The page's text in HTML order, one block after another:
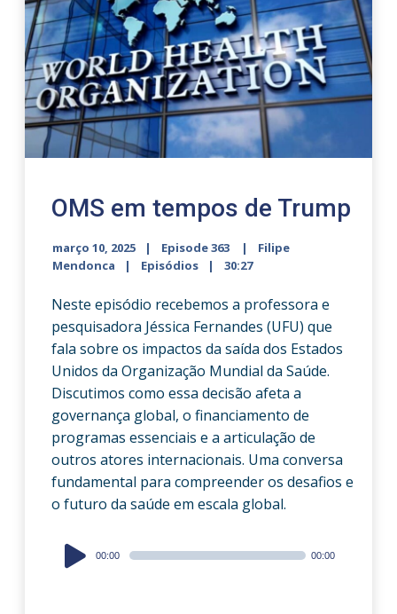
OMS em tempos de Trump
março 10, 2025 Episode 363
Filipe
Mendonca
Episódios 30:27
Neste episódio recebemos a professora e
pesquisadora Jéssica Fernandes (UFU) que
fala sobre os impactos da saída dos Estados
Unidos da Organização Mundial da Saúde.
Discutimos como essa decisão afeta a
governança global, o financiamento de
programas essenciais e a articulação de
outros atores internacionais. Uma conversa
fundamental para compreender os desafios e
o futuro da saúde em escala global.
Audio
Player
00:00 00:00